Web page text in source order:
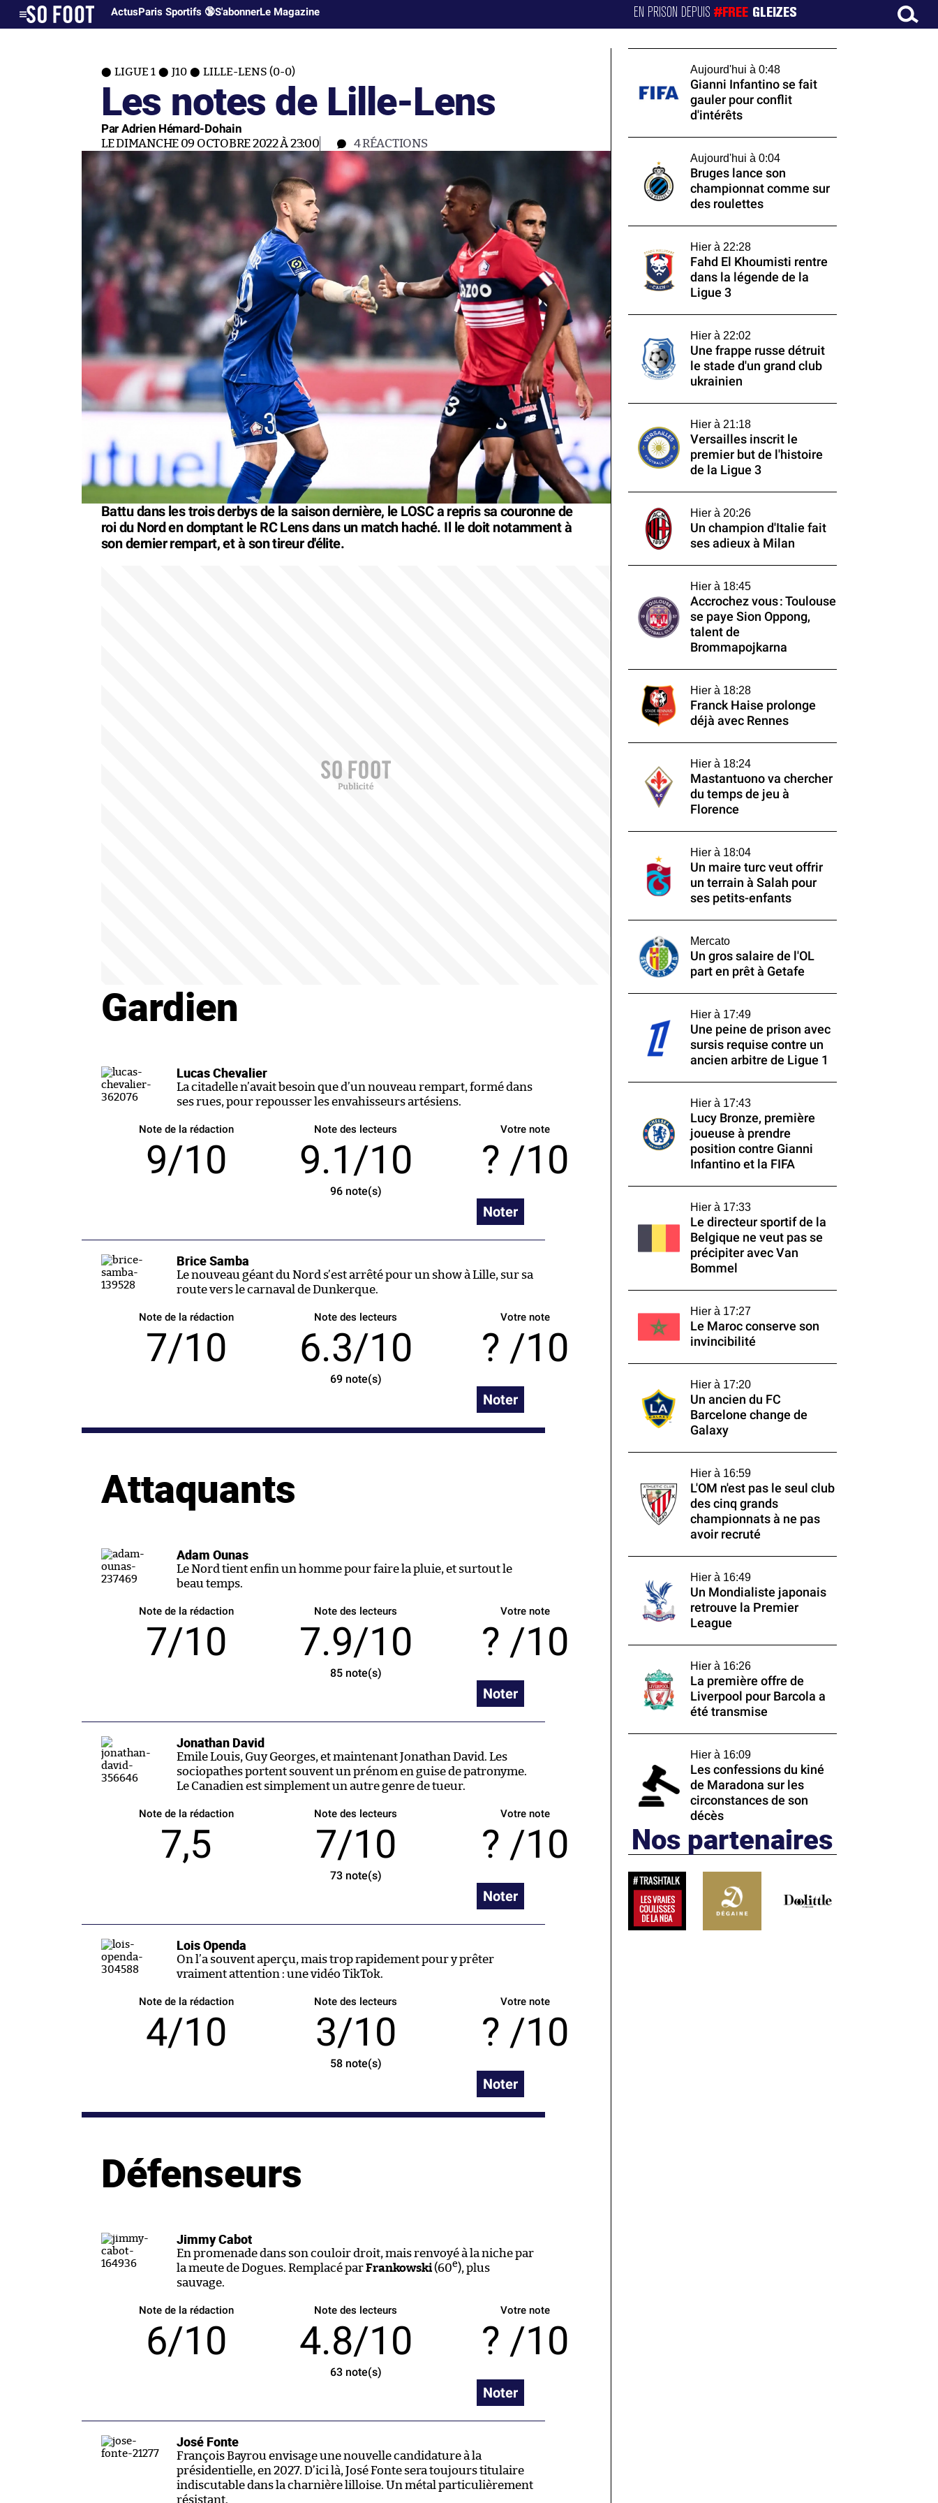
ActusParis Sportifs 🔞S'abonnerLe Magazine EN PRISON DEPUIS#FREE GLEIZES
LIGUE 1 J10 LILLE-LENS (0-0)
Les notes de Lille-Lens
Par Adrien Hémard-Dohain
LE DIMANCHE 09 OCTOBRE 2022 À 23:00 4RÉACTIONS
Battu dans les trois derbys de la saison dernière, le LOSC a repris sa couronne de
roi du Nord en domptant le RC Lens dans un match haché. Il le doit notamment à
son dernier rempart, et à son tireur d'élite.
Gardien
Lucas Chevalier
La citadelle n’avait besoin que d’un nouveau rempart, formé dans
ses rues, pour repousser les envahisseurs artésiens.
Note de la rédaction
9/10
Note des lecteurs
9.1/10
96note(s)
Votre note
/10
Noter
Brice Samba
Le nouveau géant du Nord s’est arrêté pour un show à Lille, sur sa
route vers le carnaval de Dunkerque.
Note de la rédaction
7/10
Note des lecteurs
6.3/10
69note(s)
Votre note
/10
Noter
Attaquants
Adam Ounas
Le Nord tient enfin un homme pour faire la pluie, et surtout le
beau temps.
Note de la rédaction
7/10
Note des lecteurs
7.9/10
85note(s)
Votre note
/10
Noter
Jonathan David
Emile Louis, Guy Georges, et maintenant Jonathan David. Les
sociopathes portent souvent un prénom en guise de patronyme.
Le Canadien est simplement un autre genre de tueur.
Note de la rédaction
7,5
Note des lecteurs
7/10
73note(s)
Votre note
/10
Noter
Lois Openda
On l’a souvent aperçu, mais trop rapidement pour y prêter
vraiment attention : une vidéo TikTok.
Note de la rédaction
4/10
Note des lecteurs
3/10
58note(s)
Votre note
/10
Noter
Défenseurs
Jimmy Cabot
En promenade dans son couloir droit, mais renvoyé à la niche par
la meute de Dogues. Remplacé parFrankowski(60e), plus
sauvage.
Note de la rédaction
6/10
Note des lecteurs
4.8/10
63note(s)
Votre note
/10
Noter
José Fonte
François Bayrou envisage une nouvelle candidature à la
présidentielle, en 2027. D’ici là, José Fonte sera toujours titulaire
indiscutable dans la charnière lilloise. Un métal particulièrement
résistant.
Aujourd'hui à 0:48
Gianni Infantino se fait
gauler pour conflit
d'intérêts
Aujourd'hui à 0:04
Bruges lance son
championnat comme sur
des roulettes
Hier à 22:28
Fahd El Khoumisti rentre
dans la légende de la
Ligue 3
Hier à 22:02
Une frappe russe détruit
le stade d'un grand club
ukrainien
Hier à 21:18
Versailles inscrit le
premier but de l'histoire
de la Ligue 3
Hier à 20:26
Un champion d'Italie fait
ses adieux à Milan
Hier à 18:45
Accrochez vous : Toulouse
se paye Sion Oppong,
talent de
Brommapojkarna
Hier à 18:28
Franck Haise prolonge
déjà avec Rennes
Hier à 18:24
Mastantuono va chercher
du temps de jeu à
Florence
Hier à 18:04
Un maire turc veut offrir
un terrain à Salah pour
ses petits-enfants
Mercato
Un gros salaire de l'OL
part en prêt à Getafe
Hier à 17:49
Une peine de prison avec
sursis requise contre un
ancien arbitre de Ligue 1
Hier à 17:43
Lucy Bronze, première
joueuse à prendre
position contre Gianni
Infantino et la FIFA
Hier à 17:33
Le directeur sportif de la
Belgique ne veut pas se
précipiter avec Van
Bommel
Hier à 17:27
Le Maroc conserve son
invincibilité
Hier à 17:20
Un ancien du FC
Barcelone change de
Galaxy
Hier à 16:59
L'OM n'est pas le seul club
des cinq grands
championnats à ne pas
avoir recruté
Hier à 16:49
Un Mondialiste japonais
retrouve la Premier
League
Hier à 16:26
La première offre de
Liverpool pour Barcola a
été transmise
Hier à 16:09
Les confessions du kiné
de Maradona sur les
circonstances de son
décès
Nos partenaires